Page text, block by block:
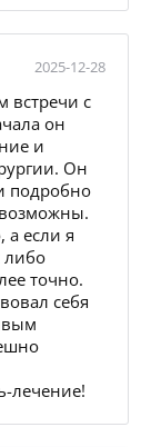
2025-12-28
встречи с
он
и
Он
подробно
а если я
либо
точно.
себя
лечение!